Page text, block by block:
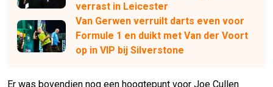
verrast in Leicester
Van Gerwen verruilt darts even voor
Formule 1 en duikt met Van der Voort
op in VIP bij Silverstone
Er was bovendien nog een hoogtepunt voor Joe Cullen